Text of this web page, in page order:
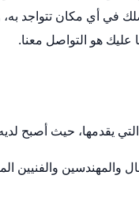
أي مكان تتواجد به،
هو التواصل معنا.
يقدمها، حيث أصبح
والفنيين